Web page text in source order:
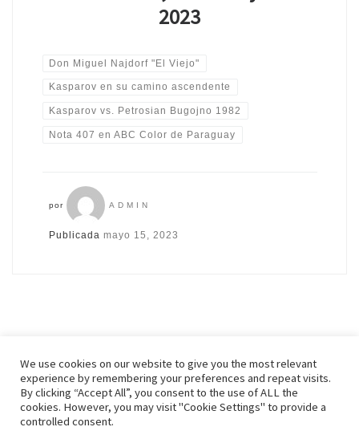
2023
Don Miguel Najdorf "El Viejo"
Kasparov en su camino ascendente
Kasparov vs. Petrosian Bugojno 1982
Nota 407 en ABC Color de Paraguay
por ADMIN
Publicada mayo 15, 2023
© 2026Zenonchess Ediciones– Todos los derechos reservados
Funciona con – Diseñado con el Tema Customizr
We use cookies on our website to give you the most relevant
experience by remembering your preferences and repeat visits.
By clicking “Accept All”, you consent to the use of ALL the
cookies. However, you may visit "Cookie Settings" to provide a
controlled consent.